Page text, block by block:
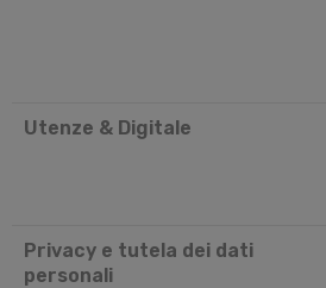
Utenze & Digitale
Privacy e tutela dei dati
personali